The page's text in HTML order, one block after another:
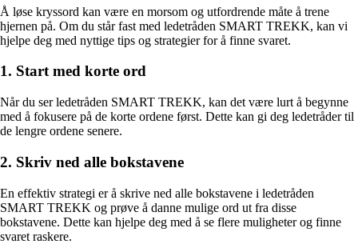
Å løse kryssord kan være en morsom og utfordrende måte å trene
hjernen på. Om du står fast med ledetråden SMART TREKK, kan vi
hjelpe deg med nyttige tips og strategier for å finne svaret.
1. Start med korte ord
Når du ser ledetråden SMART TREKK, kan det være lurt å begynne
med å fokusere på de korte ordene først. Dette kan gi deg ledetråder til
de lengre ordene senere.
2. Skriv ned alle bokstavene
En effektiv strategi er å skrive ned alle bokstavene i ledetråden
SMART TREKK og prøve å danne mulige ord ut fra disse
bokstavene. Dette kan hjelpe deg med å se flere muligheter og finne
svaret raskere.